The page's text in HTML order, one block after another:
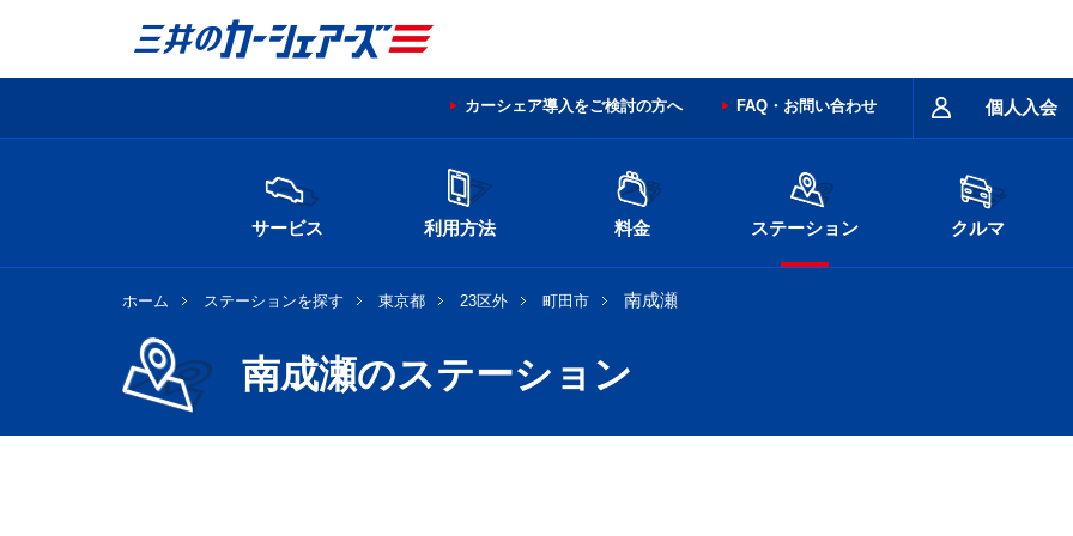
個人入会
カーシェア導入をご検討の方へ FAQ・お問い合わせ
サービス 利用方法 料金 ステーション クルマ
ホーム ステーションを探す 東京都 23区外 町田市 南成瀬
南成瀬のステーション